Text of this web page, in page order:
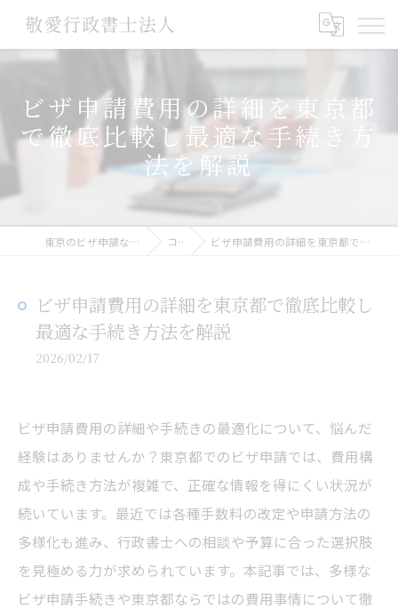
ビザ申請費用の詳細を東京都
で徹底比較し最適な手続き方
法を解説
東京のビザ申請なら敬愛行政書士法人 コラム ビザ申請費用の詳細を東京都で徹底比較し最適な手続き方法を解説
ビザ申請費用の詳細を東京都で徹底比較し
最適な手続き方法を解説
2026/02/17
ビザ申請費用の詳細や手続きの最適化について、悩んだ
経験はありませんか？東京都でのビザ申請では、費用構
成や手続き方法が複雑で、正確な情報を得にくい状況が
続いています。最近では各種手数料の改定や申請方法の
多様化も進み、行政書士への相談や予算に合った選択肢
を見極める力が求められています。本記事では、多様な
ビザ申請手続きや東京都ならではの費用事情について徹